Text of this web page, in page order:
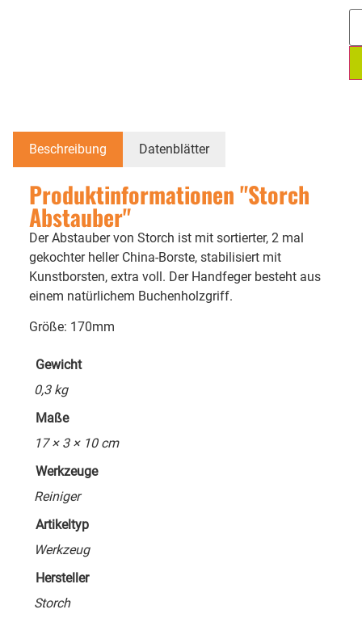
Beschreibung Datenblätter
Produktinformationen "Storch
Abstauber"
Der Abstauber von Storch ist mit sortierter, 2 mal
gekochter heller China-Borste, stabilisiert mit
Kunstborsten, extra voll. Der Handfeger besteht aus
einem natürlichem Buchenholzgriff.
Größe: 170mm
Gewicht
0,3 kg
Maße
17 × 3 × 10 cm
Werkzeuge
Reiniger
Artikeltyp
Werkzeug
Hersteller
Storch